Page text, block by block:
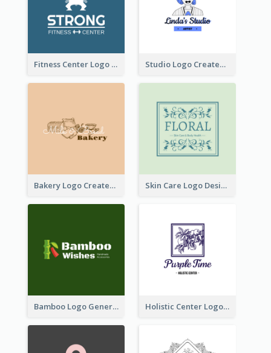
Fitness Center Logo Created With Graphic Character Of Strong Person Studio Logo Created With Cartoon Portrait Of The Artist
Bakery Logo Created With Illustration Of Bread Skin Care Logo Designed With Curves And Floral Elements
Bamboo Logo Generated For Store Selling Handmade Accessories Holistic Center Logo Generated With Illustrated Fruit